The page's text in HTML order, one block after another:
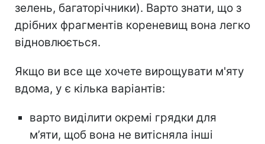
зелень, багаторічники). Варто знати, що з
дрібних фрагментів кореневищ вона легко
відновлюється.
Якщо ви все ще хочете вирощувати м'яту
вдома, у є кілька варіантів:
варто виділити окремі грядки для
м’яти, щоб вона не витісняла інші